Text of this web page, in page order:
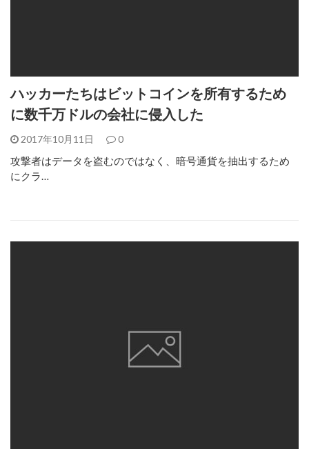
ハッカーたちはビットコインを所有するため
に数千万ドルの会社に侵入した
2017年10月11日 0
攻撃者はデータを盗むのではなく、暗号通貨を抽出するため
にクラ…